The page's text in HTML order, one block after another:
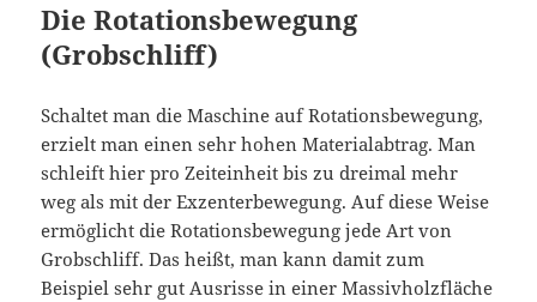
Die Rotationsbewegung
(Grobschliff)
Schaltet man die Maschine auf Rotationsbewegung,
erzielt man einen sehr hohen Materialabtrag. Man
schleift hier pro Zeiteinheit bis zu dreimal mehr
weg als mit der Exzenterbewegung. Auf diese Weise
ermöglicht die Rotationsbewegung jede Art von
Grobschliff. Das heißt, man kann damit zum
Beispiel sehr gut Ausrisse in einer Massivholzfläche